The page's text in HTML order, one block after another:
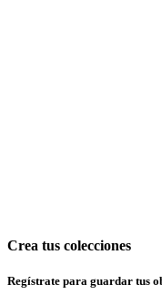
Crea tus colecciones
Regístrate para guardar tus